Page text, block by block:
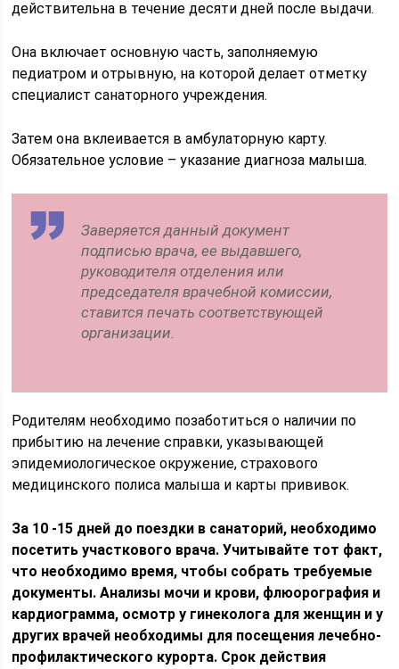
действительна в течение десяти дней после выдачи.
Она включает основную часть, заполняемую
педиатром и отрывную, на которой делает отметку
специалист санаторного учреждения.
Затем она вклеивается в амбулаторную карту.
Обязательное условие – указание диагноза малыша.
Заверяется данный документ
подписью врача, ее выдавшего,
руководителя отделения или
председателя врачебной комиссии,
ставится печать соответствующей
организации.
Родителям необходимо позаботиться о наличии по
прибытию на лечение справки, указывающей
эпидемиологическое окружение, страхового
медицинского полиса малыша и карты прививок.
За 10 -15 дней до поездки в санаторий, необходимо
посетить участкового врача. Учитывайте тот факт,
что необходимо время, чтобы собрать требуемые
документы. Анализы мочи и крови, флюорография и
кардиограмма, осмотр у гинеколога для женщин и у
других врачей необходимы для посещения лечебно-
профилактического курорта. Срок действия